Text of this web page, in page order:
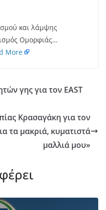
και λάμψης
Ομορφιάς…
More
γης για τον EAST
Κρασαγάκη για τον
τα μακριά, κυματιστά
μαλλιά μου»